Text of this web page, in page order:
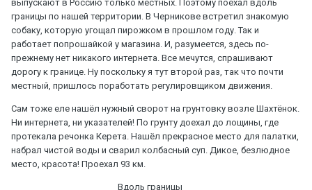
выпускают в Россию только местных. Поэтому поехал вдоль
границы по нашей территории. В Черникове встретил знакомую
собаку, которую угощал пирожком в прошлом году. Так и
работает попрошайкой у магазина. И, разумеется, здесь по-
прежнему нет никакого интернета. Все мечутся, спрашивают
дорогу к границе. Ну поскольку я тут второй раз, так что почти
местный, пришлось поработать регулировщиком движения.
Сам тоже еле нашёл нужный сворот на грунтовку возле Шахтёнок.
Ни интернета, ни указателей! По грунту доехал до лощины, где
протекала речонка Керета. Нашёл прекрасное место для палатки,
набрал чистой воды и сварил колбасный суп. Дикое, безлюдное
место, красота! Проехал 93 км.
Вдоль границы